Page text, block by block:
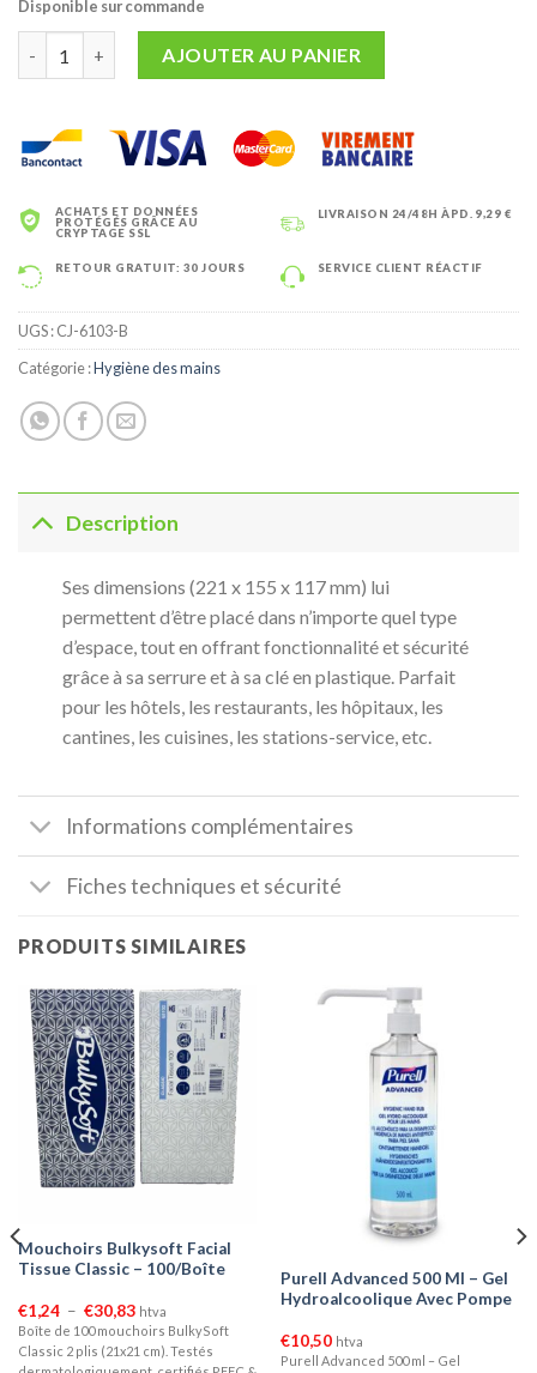
Disponible sur commande
AJOUTER AU PANIER
ACHATS ET DONNÉES
PROTÉGÉS GRÂCE AU
CRYPTAGE SSL
LIVRAISON 24/48H ÀPD. 9,29 €
RETOUR GRATUIT: 30 JOURS SERVICE CLIENT RÉACTIF
UGS :CJ-6103-B
Catégorie :Hygiène des mains
Description
Ses dimensions (221 x 155 x 117 mm) lui
permettent d’être placé dans n’importe quel type
d’espace, tout en offrant fonctionnalité et sécurité
grâce à sa serrure et à sa clé en plastique. Parfait
pour les hôtels, les restaurants, les hôpitaux, les
cantines, les cuisines, les stations-service, etc.
Informations complémentaires
Fiches techniques et sécurité
PRODUITS SIMILAIRES
Mouchoirs Bulkysoft Facial
Tissue Classic – 100/Boîte
€1,24 – €30,83Plage
de
prix :
€1,24
htva
Boîte de 100 mouchoirs BulkySoft
Classic 2 plis (21x21 cm). Testés
Rupture de stock
Purell Advanced 500 Ml – Gel
Hydroalcoolique Avec Pompe
€10,50 htva
Purell Advanced 500 ml – Gel